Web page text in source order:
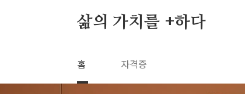
삶의 가치를 +하다
홈 자격증